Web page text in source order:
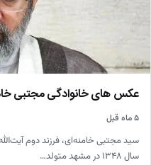
عکس های خانوادگی مجتبی
۵ ماه قبل
سید مجتبی خامنه‌ای، فرزند دوم
سال ۱۳۴۸ در مشهد متولد…